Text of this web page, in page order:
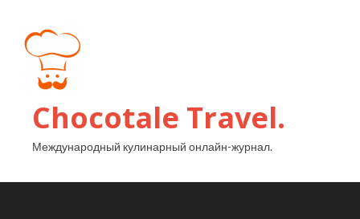
Chocotale Travel.
Международный кулинарный онлайн-журнал.